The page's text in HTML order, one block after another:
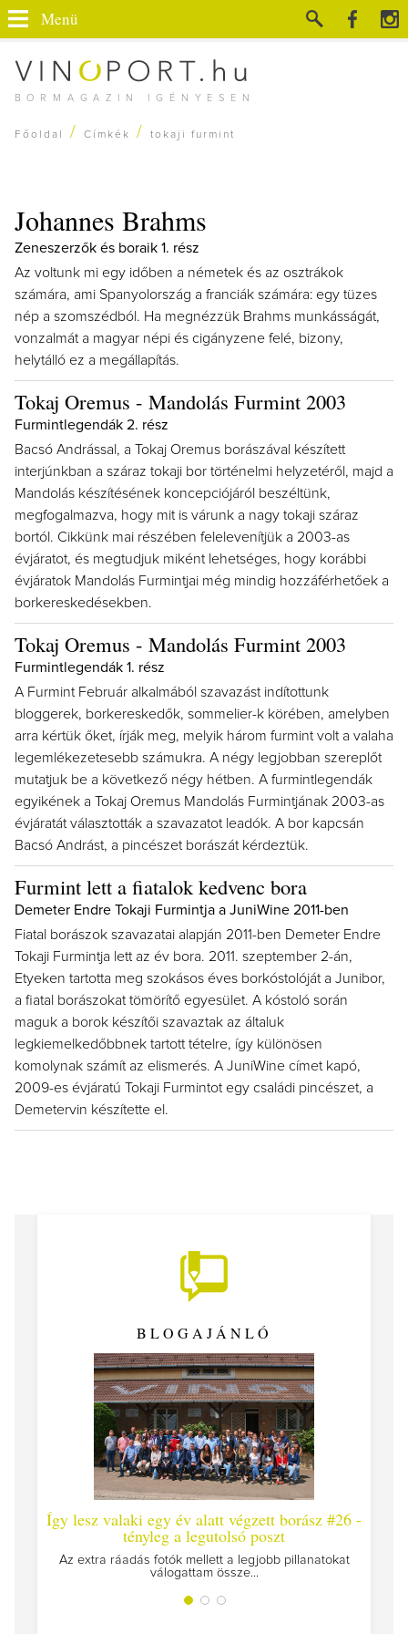
BORMAGAZIN IGÉNYESEN
Menü
Főoldal / Címkék / tokaji furmint
Johannes Brahms
Zeneszerzők és boraik 1. rész
Az voltunk mi egy időben a németek és az osztrákok
számára, ami Spanyolország a franciák számára: egy tüzes
nép a szomszédból. Ha megnézzük Brahms munkásságát,
vonzalmát a magyar népi és cigányzene felé, bizony,
helytálló ez a megállapítás.
Tokaj Oremus - Mandolás Furmint 2003
Furmintlegendák 2. rész
Bacsó Andrással, a Tokaj Oremus borászával készített
interjúnkban a száraz tokaji bor történelmi helyzetéről, majd a
Mandolás készítésének koncepciójáról beszéltünk,
megfogalmazva, hogy mit is várunk a nagy tokaji száraz
bortól. Cikkünk mai részében felelevenítjük a 2003-as
évjáratot, és megtudjuk miként lehetséges, hogy korábbi
évjáratok Mandolás Furmintjai még mindig hozzáférhetőek a
borkereskedésekben.
Tokaj Oremus - Mandolás Furmint 2003
Furmintlegendák 1. rész
A Furmint Február alkalmából szavazást indítottunk
bloggerek, borkereskedők, sommelier-k körében, amelyben
arra kértük őket, írják meg, melyik három furmint volt a valaha
legemlékezetesebb számukra. A négy legjobban szereplőt
mutatjuk be a következő négy hétben. A furmintlegendák
egyikének a Tokaj Oremus Mandolás Furmintjának 2003-as
évjáratát választották a szavazatot leadók. A bor kapcsán
Bacsó Andrást, a pincészet borászát kérdeztük.
Furmint lett a fiatalok kedvenc bora
Demeter Endre Tokaji Furmintja a JuniWine 2011-ben
Fiatal borászok szavazatai alapján 2011-ben Demeter Endre
Tokaji Furmintja lett az év bora. 2011. szeptember 2-án,
Etyeken tartotta meg szokásos éves borkóstolóját a Junibor,
a fiatal borászokat tömörítő egyesület. A kóstoló során
maguk a borok készítői szavaztak az általuk
legkiemelkedőbbnek tartott tételre, így különösen
komolynak számít az elismerés. A JuniWine címet kapó,
2009-es évjáratú Tokaji Furmintot egy családi pincészet, a
Demetervin készítette el.
BLOGAJÁNLÓ
Így lesz valaki egy év alatt végzett borász #26 -
tényleg a legutolsó poszt
Az extra ráadás fotók mellett a legjobb pillanatokat
válogattam össze...